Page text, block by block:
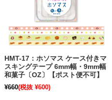
HMT-17：ホソマス ケース付きマ
スキングテープ 6mm幅・9mm幅
和菓子〔OZ〕【ポスト便不可】
¥660(税抜 ¥600)